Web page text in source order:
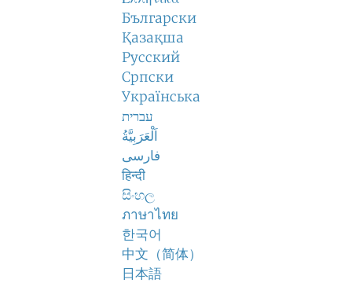
Български
Қазақша
Русский
Српски
Українська
עברית
اَلْعَرَبِيَّةُ
فارسی
हिन्दी
සිංහල
ภาษาไทย
한국어
中文（简体）
日本語